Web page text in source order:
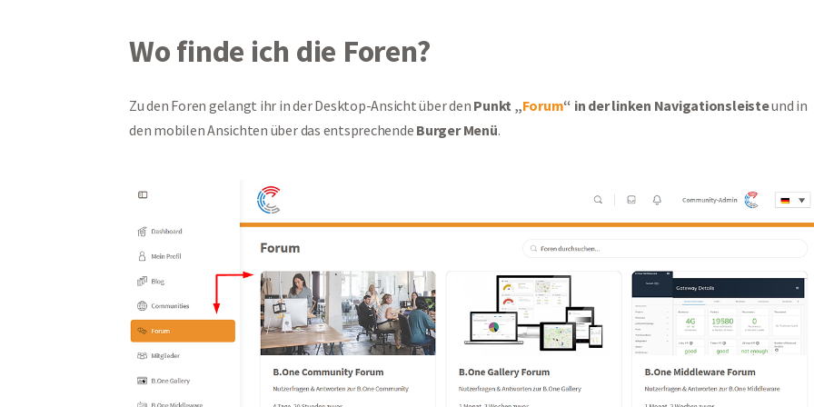
Wo finde ich die Foren?
Zu den Foren gelangt ihr in der Desktop-Ansicht über den Punkt „Forum“ in der linken Navigationsleisteund in
den mobilen Ansichten über das entsprechende Burger Menü.